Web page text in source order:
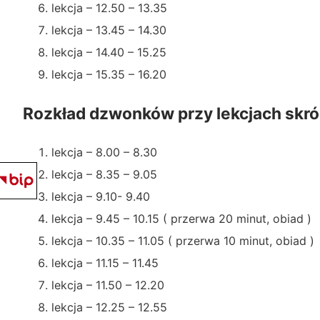
lekcja – 12.50 – 13.35
lekcja – 13.45 – 14.30
lekcja – 14.40 – 15.25
lekcja – 15.35 – 16.20
Rozkład dzwonków przy lekcjach
lekcja – 8.00 – 8.30
lekcja – 8.35 – 9.05
lekcja – 9.10- 9.40
lekcja – 9.45 – 10.15 ( przerwa 20 minut, obiad )
lekcja – 10.35 – 11.05 ( przerwa 10 minut, obiad )
lekcja – 11.15 – 11.45
lekcja – 11.50 – 12.20
lekcja – 12.25 – 12.55